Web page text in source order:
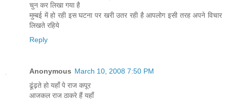
चुन कर लिखा गया है
मुम्बई में हो रही इस घटना पर खरी उतर रही है आपलोग इसी तरह अपने विचार
लिखते रहिये
Reply
Anonymous March 10, 2008 7:50 PM
ढूंढ़ते हो यहाँ पे राज कपूर
आजकल राज ठाकरे हैं यहाँ